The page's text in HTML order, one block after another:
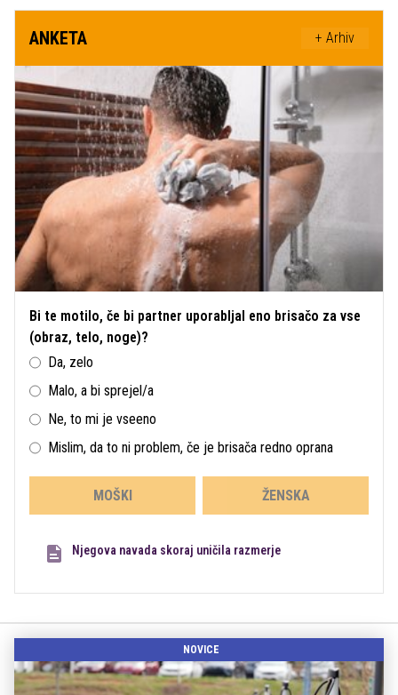
ANKETA + Arhiv
Bi te motilo, če bi partner uporabljal eno brisačo za vse
(obraz, telo, noge)?
Da, zelo
Malo, a bi sprejel/a
Ne, to mi je vseeno
Mislim, da to ni problem, če je brisača redno oprana
MOŠKI ŽENSKA
Njegova navada skoraj uničila razmerje
NOVICE